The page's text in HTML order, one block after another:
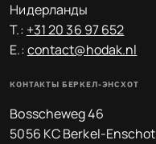
Нидерланды
T.: +31 20 36 97 652
E.:contact@hodak.nl
КОНТАКТЫ БЕРКЕЛ-ЭНСХОТ
Bosscheweg 46
5056 KC Berkel-Enschot